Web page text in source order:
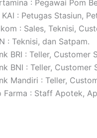
: Pegawai Pom
KAI : Petugas Stasiun,
: Sales, Teknisi,
: Teknisi, dan Satpam.
BRI : Teller, Customer
BNI : Teller, Customer
Mandiri : Teller,
Farma : Staff Apotek,